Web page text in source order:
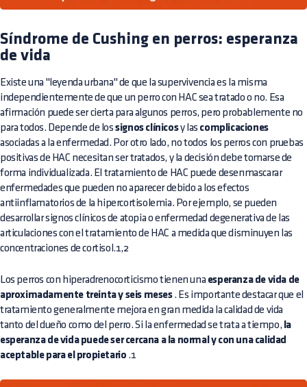
Síndrome de Cushing en perros: esperanza
de vida
Existe una "leyenda urbana" de que la supervivencia es la misma
independientemente de que un perro con HAC sea tratado o no. Esa
afirmación puede ser cierta para algunos perros, pero probablemente no
para todos. Depende de lossignos clínicosy las complicaciones
asociadas a la enfermedad. Por otro lado, no todos los perros con pruebas
positivas de HAC necesitan ser tratados, y la decisión debe tomarse de
forma individualizada. El tratamiento de HAC puede desenmascarar
enfermedades que pueden no aparecer debido a los efectos
antiinflamatorios de la hipercortisolemia. Por ejemplo, se pueden
desarrollar signos clínicos de atopia o enfermedad degenerativa de las
articulaciones con el tratamiento de HAC a medida que disminuyen las
concentraciones de cortisol.1,2
Los perros con hiperadrenocorticismo tienen una esperanza de vida de
aproximadamente treinta y seis meses. Es importante destacar que el
tratamiento generalmente mejora en gran medida la calidad de vida
tanto del dueño como del perro. Si la enfermedad se trata a tiempo, la
esperanza de vida puede ser cercana a la normal y con una calidad
aceptable para el propietario .1